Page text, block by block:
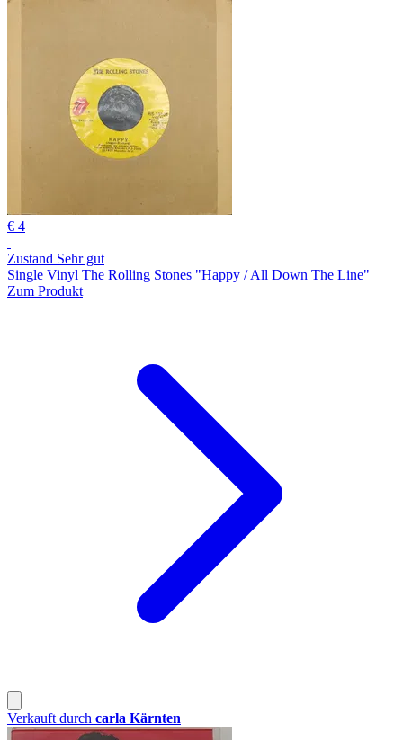
€ 4
Zustand Sehr gut
Single Vinyl The Rolling Stones "Happy / All Down The Line"
Zum Produkt
Verkauft durch carla Kärnten